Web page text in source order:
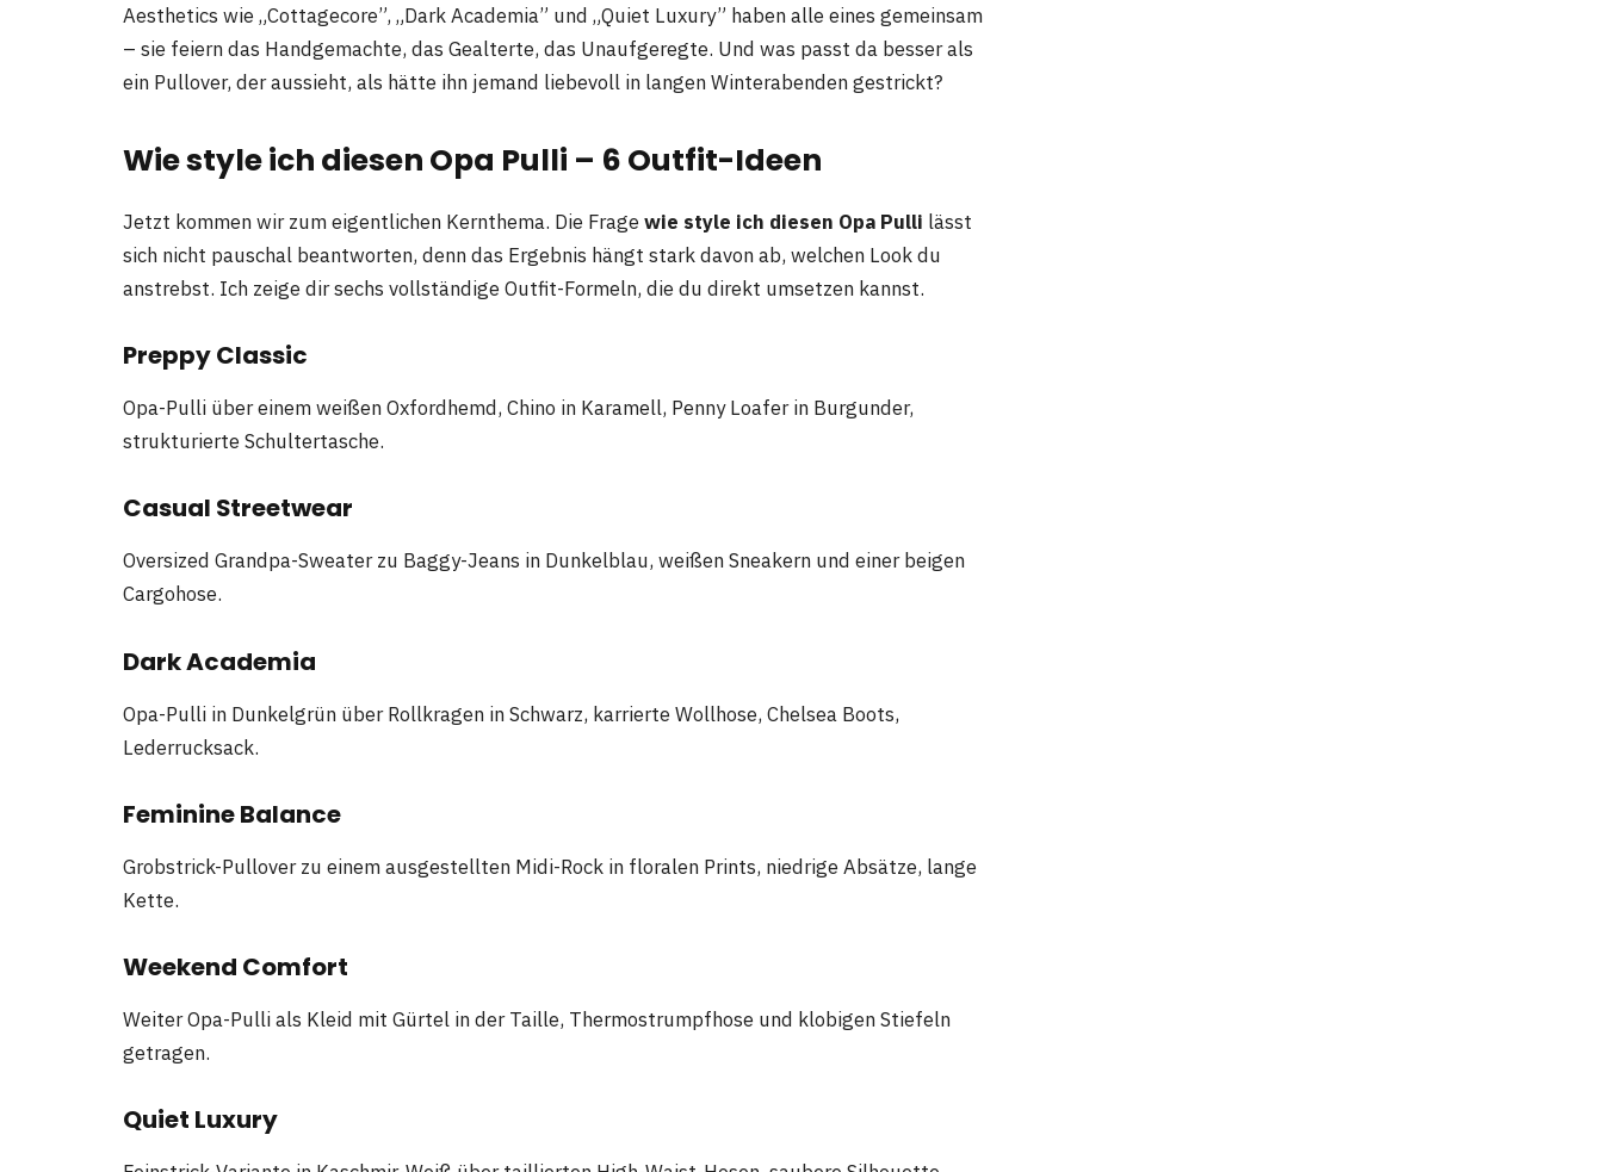
Aesthetics wie „Cottagecore”, „Dark Academia” und „Quiet Luxury” haben alle eines gemeinsam
– sie feiern das Handgemachte, das Gealterte, das Unaufgeregte. Und was passt da besser als
ein Pullover, der aussieht, als hätte ihn jemand liebevoll in langen Winterabenden gestrickt?
Wie style ich diesen Opa Pulli – 6 Outfit-Ideen
Jetzt kommen wir zum eigentlichen Kernthema. Die Frage wie style ich diesen Opa Pulli lässt
sich nicht pauschal beantworten, denn das Ergebnis hängt stark davon ab, welchen Look du
anstrebst. Ich zeige dir sechs vollständige Outfit-Formeln, die du direkt umsetzen kannst.
Preppy Classic
Opa-Pulli über einem weißen Oxfordhemd, Chino in Karamell, Penny Loafer in Burgunder,
strukturierte Schultertasche.
Casual Streetwear
Oversized Grandpa-Sweater zu Baggy-Jeans in Dunkelblau, weißen Sneakern und einer beigen
Cargohose.
Dark Academia
Opa-Pulli in Dunkelgrün über Rollkragen in Schwarz, karrierte Wollhose, Chelsea Boots,
Lederrucksack.
Feminine Balance
Grobstrick-Pullover zu einem ausgestellten Midi-Rock in floralen Prints, niedrige Absätze, lange
Kette.
Weekend Comfort
Weiter Opa-Pulli als Kleid mit Gürtel in der Taille, Thermostrumpfhose und klobigen Stiefeln
getragen.
Quiet Luxury